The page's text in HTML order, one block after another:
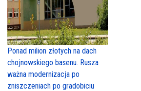
Ponad milion złotych na dach
chojnowskiego basenu. Rusza
ważna modernizacja po
zniszczeniach po gradobiciu